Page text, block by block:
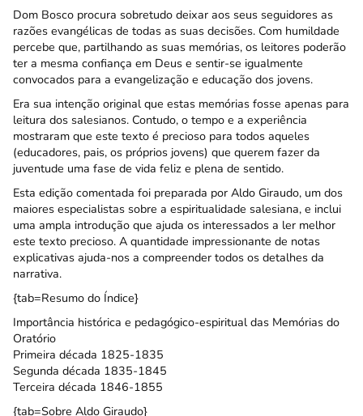
Dom Bosco procura sobretudo deixar aos seus seguidores as
razões evangélicas de todas as suas decisões. Com humildade
percebe que, partilhando as suas memórias, os leitores poderão
ter a mesma confiança em Deus e sentir-se igualmente
convocados para a evangelização e educação dos jovens.
Era sua intenção original que estas memórias fosse apenas para
leitura dos salesianos. Contudo, o tempo e a experiência
mostraram que este texto é precioso para todos aqueles
(educadores, pais, os próprios jovens) que querem fazer da
juventude uma fase de vida feliz e plena de sentido.
Esta edição comentada foi preparada por Aldo Giraudo, um dos
maiores especialistas sobre a espiritualidade salesiana, e inclui
uma ampla introdução que ajuda os interessados a ler melhor
este texto precioso. A quantidade impressionante de notas
explicativas ajuda-nos a compreender todos os detalhes da
narrativa.
{tab=Resumo do Índice}
Importância histórica e pedagógico-espiritual das Memórias do
Oratório
Primeira década 1825-1835
Segunda década 1835-1845
Terceira década 1846-1855
{tab=Sobre Aldo Giraudo}